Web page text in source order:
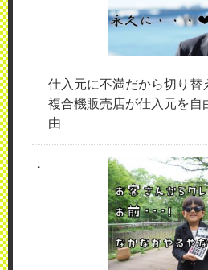
仕入元に不満だから切り替
複合機販売店が仕入元を自
由